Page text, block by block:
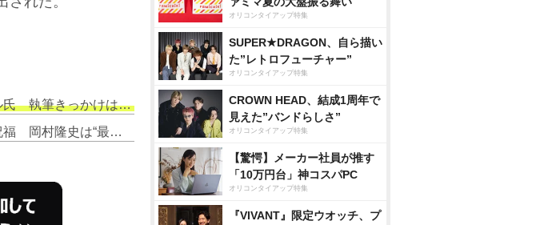
は「認知症の父の存在」
2. ナイナイ、ANN作家・小西マサテル氏の『このミス』大賞を祝福 岡村隆史は“最初の編集者”だった
オリコンタイアップ特集
SUPER★DRAGON、自ら描い
た”レトロフューチャー”
オリコンタイアップ特集
CROWN HEAD、結成1周年で
見えた”バンドらしさ”
オリコンタイアップ特集
【驚愕】メーカー社員が推す
「10万円台」神コスパPC
オリコンタイアップ特集
『VIVANT』限定ウオッチ、プ